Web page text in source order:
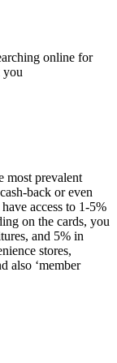
online for
you
most prevalent
back or even
access to 1-5%
on the cards, you
and 5% in
stores,
also ‘member